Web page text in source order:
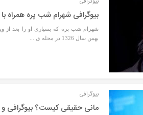
بیوگرافی شهرام شب پره همراه
بهمن سال 1326 در محله ی ...
بیوگرافی
مانی حقیقی کیست؟